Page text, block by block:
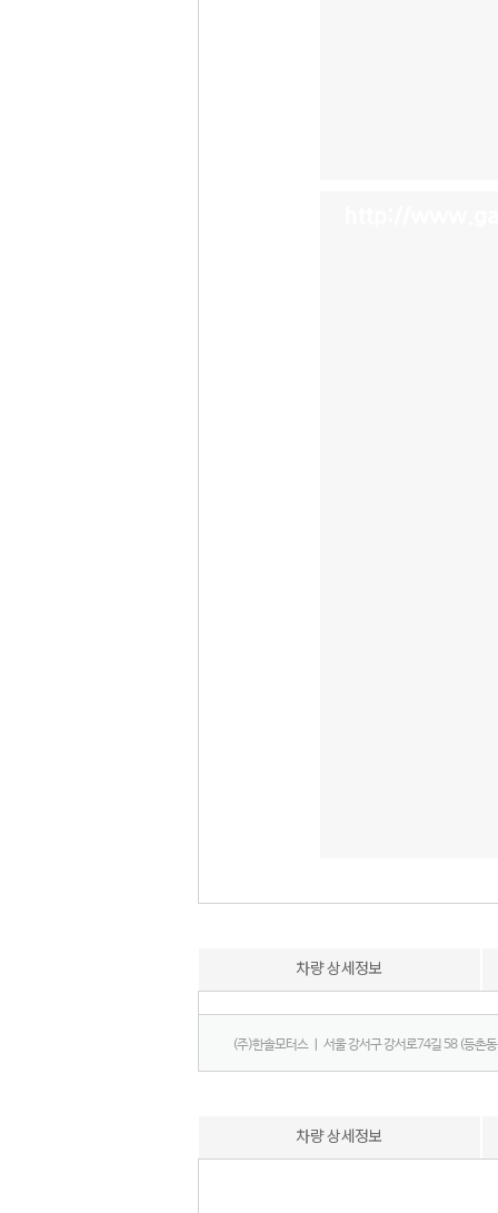
차량 상세정보
(주)한솔모터스 ㅣ 서울 강서구 강서로74길 58 (등촌
차량 상세정보